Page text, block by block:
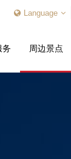
Language
务 周边景点